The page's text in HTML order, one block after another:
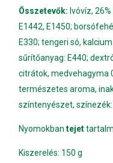
Összetevők: Ivóvíz,
E1442, E1450;
E330; tengeri só,
sűrítőanyag: E440;
citrátok, medvehagyma
természetes aroma,
színtenyészet, színezék:
Nyomokbantejet
Kiszerelés: 150 g